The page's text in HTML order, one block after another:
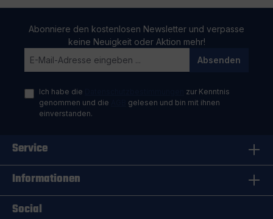
Abonniere den kostenlosen Newsletter und verpasse
keine Neuigkeit oder Aktion mehr!
Absenden
Ich habe die
zur Kenntnis
genommen und die
gelesen und bin mit ihnen
einverstanden.
Service
Informationen
Social